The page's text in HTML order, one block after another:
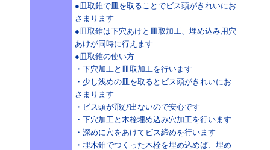
●皿取錐で皿を取ることでビス頭がきれいにお
さまります
●皿取錐は下穴あけと皿取加工、埋め込み用穴
あけが同時に行えます
●皿取錐の使い方
・下穴加工と皿取加工を行います
・少し浅めの皿を取るとビス頭がきれいにお
さまります
・ビス頭が飛び出ないので安心です
・下穴加工と木栓埋め込み穴加工を行います
・深めに穴をあけてビス締めを行います
・埋木錐でつくった木栓を埋め込めば、埋め